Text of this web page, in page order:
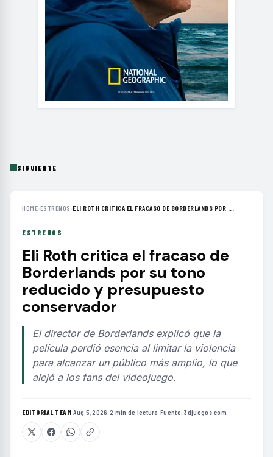
SIGUIENTE
HOME›ESTRENOS ›ELI ROTH CRITICA EL FRACASO DE BORDERLANDS POR ...
ESTRENOS
Eli Roth critica el fracaso de
Borderlands por su tono
reducido y presupuesto
conservador
El director de Borderlands explicó que la
película perdió esencia al limitar la violencia
para alcanzar un público más amplio, lo que
alejó a los fans del videojuego.
EDITORIAL TEAM·Aug 5, 2026 ·2 min de lectura ·Fuente:3djuegos.com